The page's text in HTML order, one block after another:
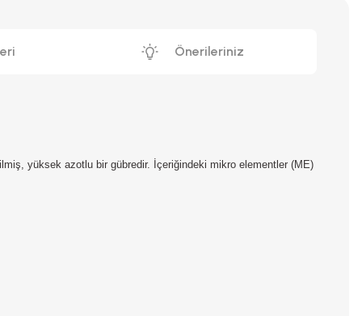
Önerileriniz
yüksek azotlu bir gübredir. İçeriğindeki mikro elementler (ME)